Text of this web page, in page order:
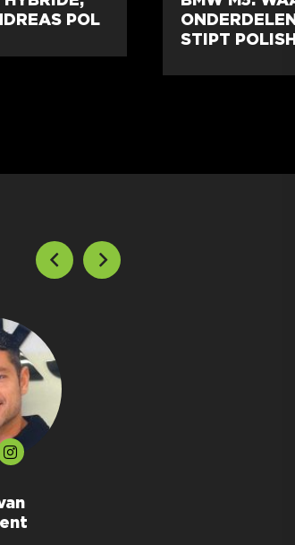
POL
STIPT